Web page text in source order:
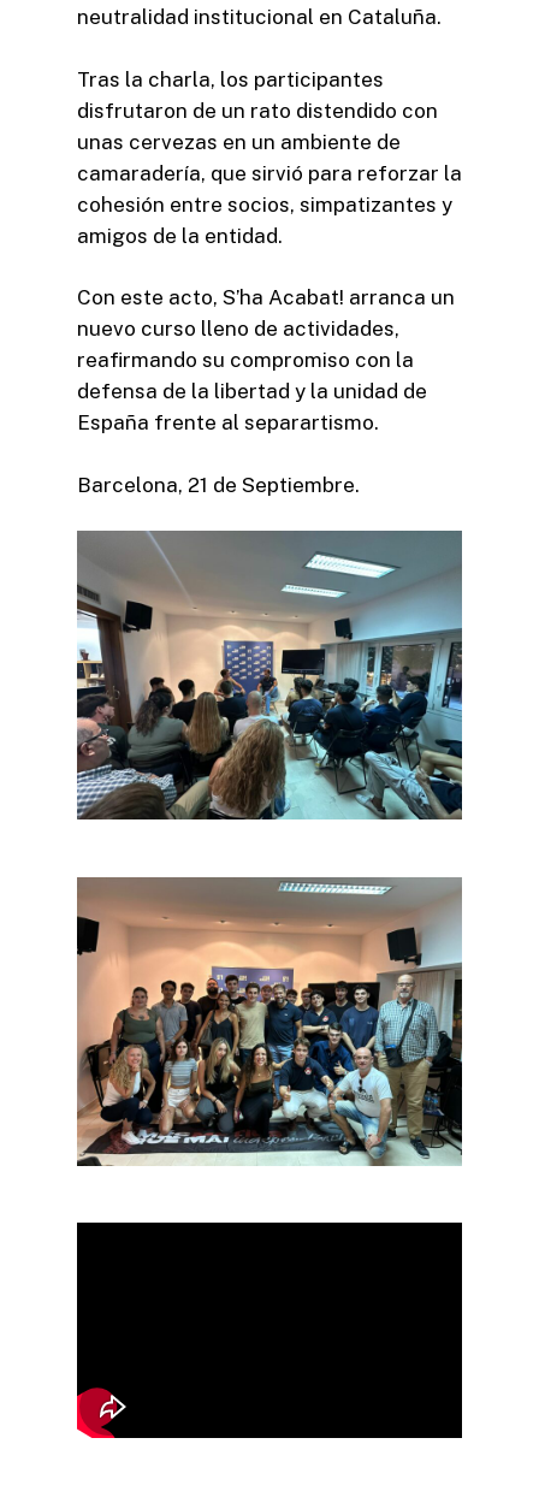
neutralidad institucional en Cataluña.
Tras la charla, los participantes
disfrutaron de un rato distendido con
unas cervezas en un ambiente de
camaradería, que sirvió para reforzar la
cohesión entre socios, simpatizantes y
amigos de la entidad.
Con este acto, S’ha Acabat! arranca un
nuevo curso lleno de actividades,
reafirmando su compromiso con la
defensa de la libertad y la unidad de
España frente al separartismo.
Barcelona, 21 de Septiembre.